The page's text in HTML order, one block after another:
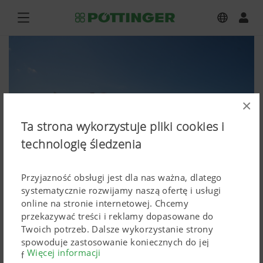
×
Ta strona wykorzystuje pliki cookies i
technologię śledzenia
Przyjazność obsługi jest dla nas ważna, dlatego
systematycznie rozwijamy naszą ofertę i usługi
online na stronie internetowej. Chcemy
przekazywać treści i reklamy dopasowane do
Twoich potrzeb. Dalsze wykorzystanie strony
spowoduje zastosowanie koniecznych do jej
funkcjonowania Cokkies. Spersonalizowane
Więcej informacji
NOVADISC 302, NOVACAT F 3100
Zdjęcia (wysokiej rozdzielczości)